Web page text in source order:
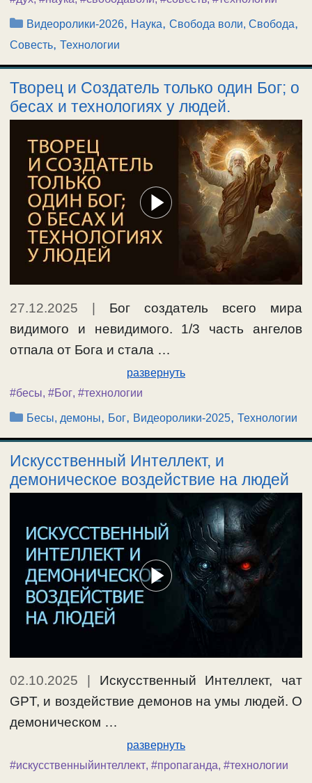
Рубрики
Видеоролики-2026, Наука,Свобода воли, Свобода,
Совесть, Технологии
Творец и Создатель только один Бог; о
бесах и технологиях у людей.
27.12.2025 | Бог создатель всего мира
видимого и невидимого. 1/3 часть ангелов
отпала от Бога и стала …
развернуть
#бесы, #Бог, #технологии
Рубрики
Бесы, демоны, Бог, Видеоролики-2025,Технологии
Искусственный Интеллект, и
демоническое воздействие на людей
02.10.2025
Искусственный Интеллект, чат
GPT, и воздействие демонов на умы людей. О
демоническом …
развернуть
#искусственныйинтеллект, #пропаганда, #технологии